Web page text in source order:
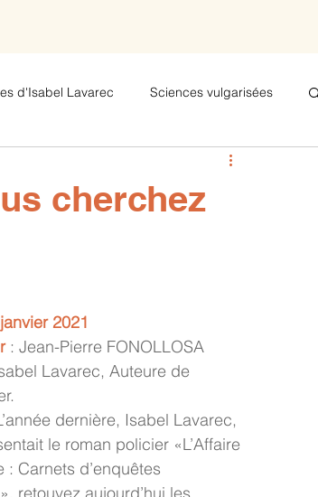
d'Isabel Lavarec Sciences vulgarisées
cherchez
2021
: Jean-Pierre FONOLLOSA
Lavarec, Auteure de
dernière, Isabel Lavarec,
le roman policier «L’Affaire
: Carnets d’enquêtes